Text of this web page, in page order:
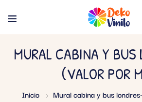
MURAL CABINA Y BUS
(VALOR POR
Inicio
Mural cabina y bus